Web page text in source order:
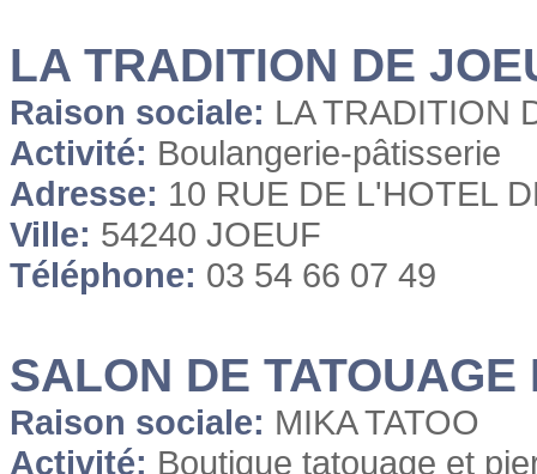
LA TRADITION DE
Raison sociale: LA TRADITION
Activité: Boulangerie-pâtisserie
Adresse: 10 RUE DE L'HOTEL
Ville: 54240 JOEUF
Téléphone: 03 54 66 07 49
SALON DE TATOUAGE
Raison sociale: MIKA TATOO
Activité: Boutique tatouage et